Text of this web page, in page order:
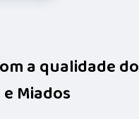
a qualidade do
Miados